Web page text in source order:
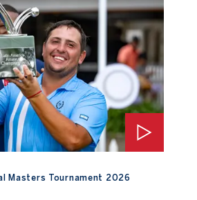
Masters Tournament 2026